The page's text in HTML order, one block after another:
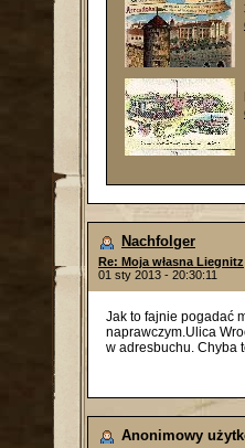
Nachfolger
Re: Moja własna Liegnitz
01 sty 2013 - 20:30:11
Jak to fajnie pogadać
naprawczym.Ulica
w adresbuchu. Chyba
Anonimowy